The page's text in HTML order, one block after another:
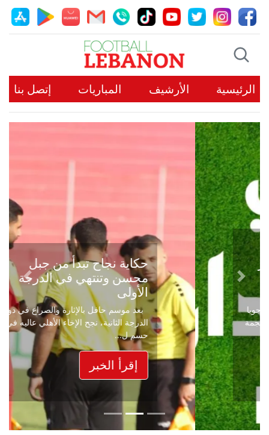
الرئيسية الأرشيف المباريات إتصل بنا
حكاية نجاح تبدأ من جبل
محسن وتنتهي في الدرجة
الأولى
بعد موسم حافل بالإثارة والصراع في دوري
الدرجة الثانية، نجح الإخاء الأهلي عاليه في
حسم ل...
إقرأ الخبر
Previous
Next